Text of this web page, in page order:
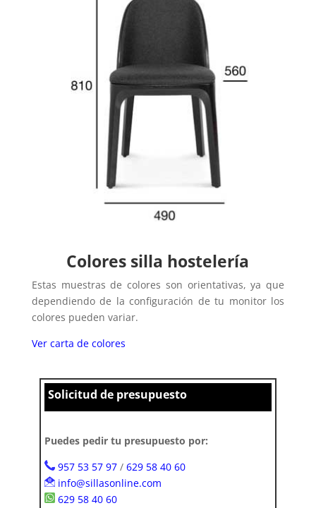
Colores silla hostelería
Estas muestras de colores son orientativas, ya que
dependiendo de la configuración de tu monitor los
colores pueden variar.
Ver carta de colores
Solicitud de presupuesto
Puedes pedir tu presupuesto por:
957 53 57 97/ 629 58 40 60
info@sillasonline.com
629 58 40 60